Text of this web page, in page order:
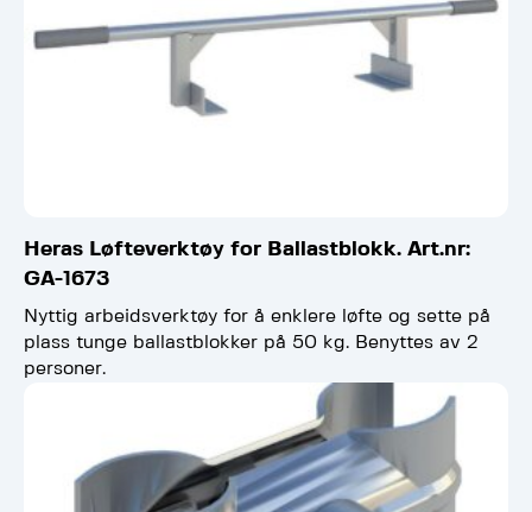
Heras Løfteverktøy for Ballastblokk. Art.nr:
GA-1673
Nyttig arbeidsverktøy for å enklere løfte og sette på
plass tunge ballastblokker på 50 kg. Benyttes av 2
personer.